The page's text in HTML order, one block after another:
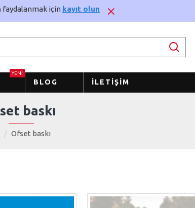
faydalanmak için kayıt olun
YENI
BLOG İLETIŞIM
Ofset baskı
baskı